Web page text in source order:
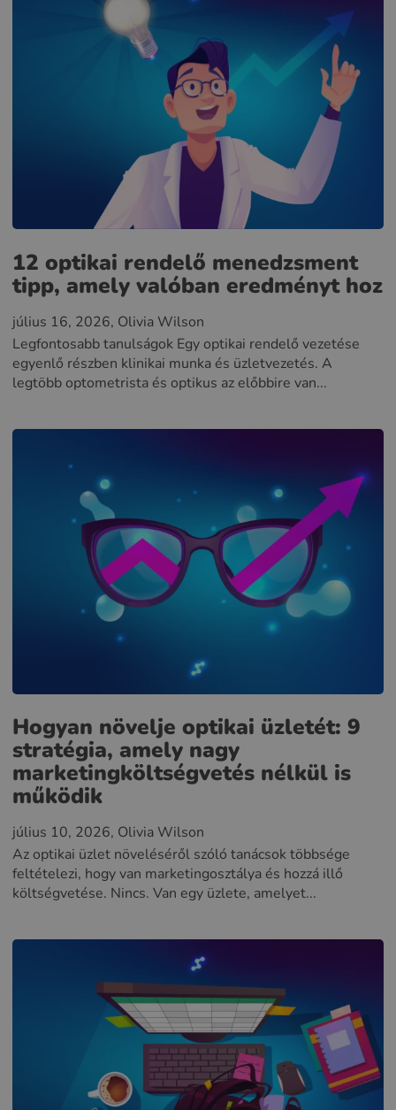
12 optikai rendelő menedzsment
tipp, amely valóban eredményt hoz
július 16, 2026, Olivia Wilson
Legfontosabb tanulságok Egy optikai rendelő vezetése
egyenlő részben klinikai munka és üzletvezetés. A
legtöbb optometrista és optikus az előbbire van...
Hogyan növelje optikai üzletét: 9
stratégia, amely nagy
marketingköltségvetés nélkül is
működik
július 10, 2026, Olivia Wilson
Az optikai üzlet növeléséről szóló tanácsok többsége
feltételezi, hogy van marketingosztálya és hozzá illő
költségvetése. Nincs. Van egy üzlete, amelyet...